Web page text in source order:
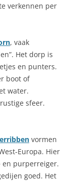
verkennen per
, vaak
Het dorp is
en punters.
boot of
water.
sfeer.
vormen
Europa. Hier
en purperreiger.
goed. Het